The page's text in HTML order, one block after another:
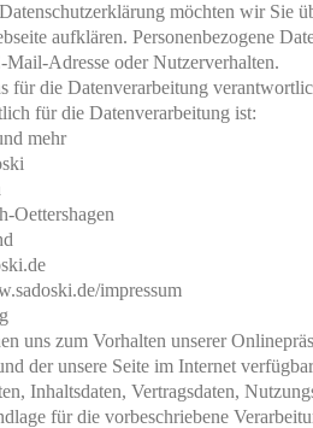
möchten wir Sie
aufklären. Personenbezogene
Mail-Adresse oder Nutzerverhalten.
für die Datenverarbeitung
für die Datenverarbeitung ist:
mehr
Oettershagen
impressum
uns zum Vorhalten unserer
der unsere Seite im Internet
Inhaltsdaten, Vertragsdaten,
für die vorbeschriebene